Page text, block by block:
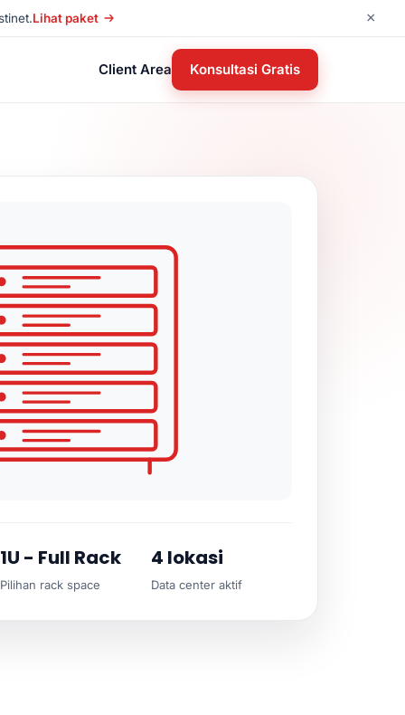
Lihat paket ×
Client Area Konsultasi Gratis
1U - Full Rack
Pilihan rack space
4 lokasi
Data center aktif